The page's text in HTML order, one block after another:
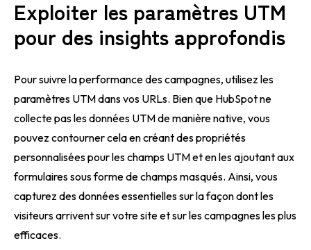
Exploiter les paramètres UTM
pour des insights approfondis
Pour suivre la performance des campagnes, utilisez les
paramètres UTM dans vos URLs. Bien que HubSpot ne
collecte pas les données UTM de manière native, vous
pouvez contourner cela en créant des propriétés
personnalisées pour les champs UTM et en les ajoutant aux
formulaires sous forme de champs masqués. Ainsi, vous
capturez des données essentielles sur la façon dont les
visiteurs arrivent sur votre site et sur les campagnes les plus
efficaces.